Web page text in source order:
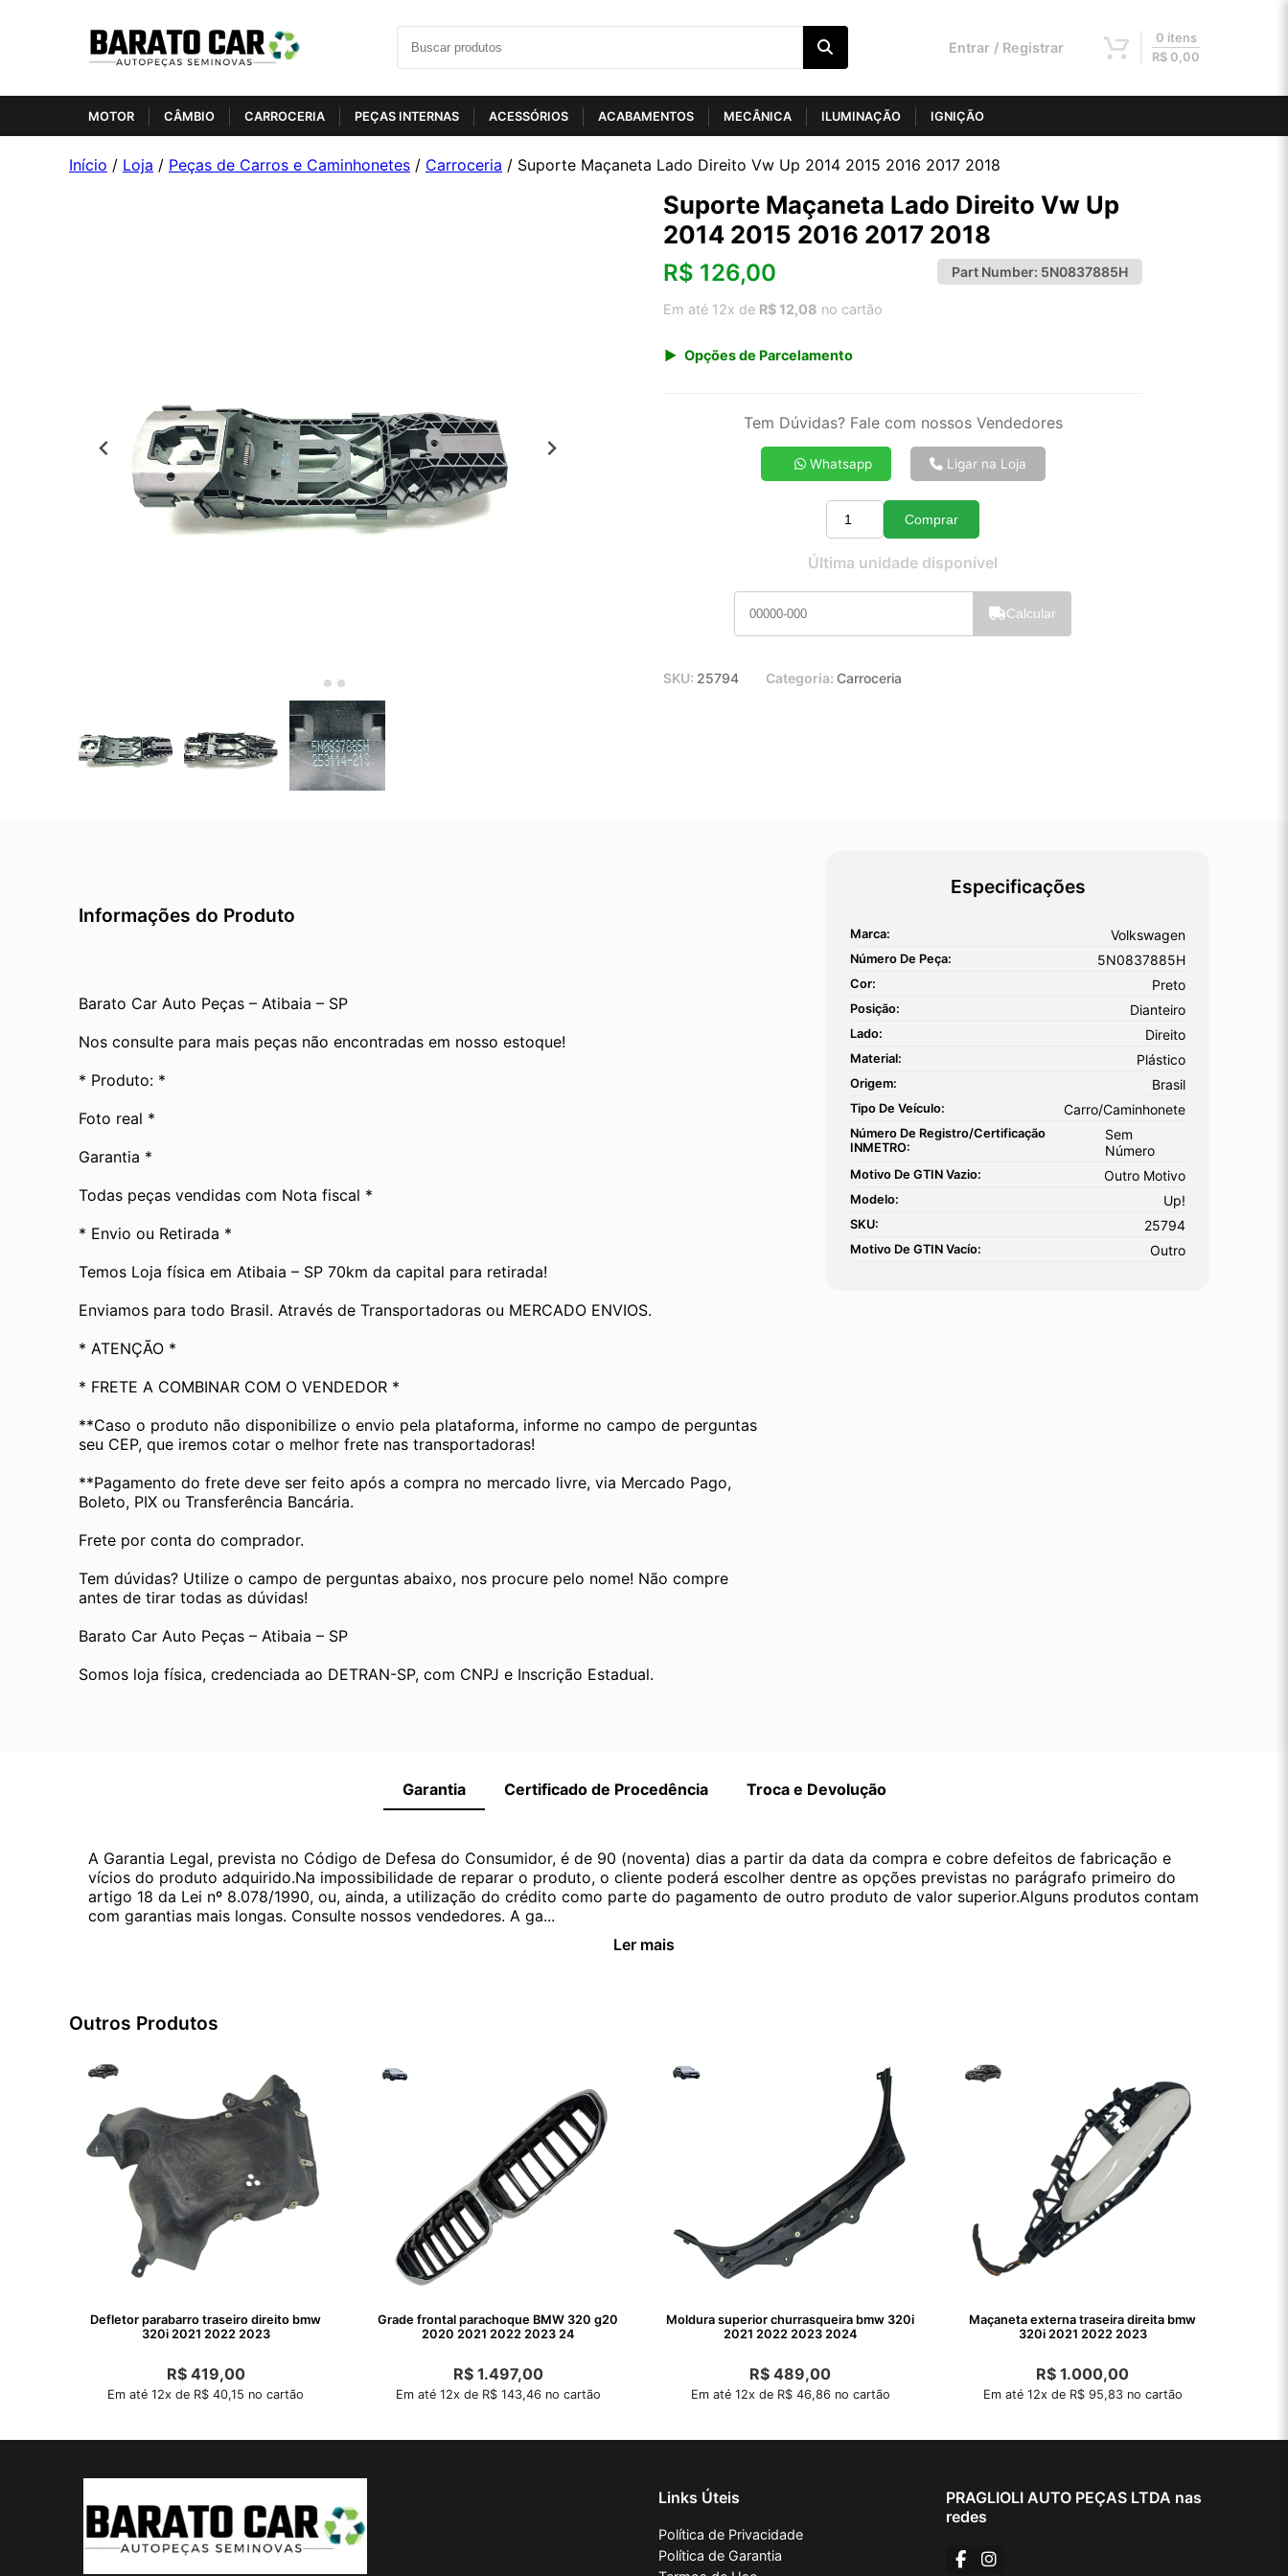
Entrar / Registrar
0 itens
R$ 0,00
MOTOR CÂMBIO CARROCERIA PEÇAS INTERNAS ACESSÓRIOS ACABAMENTOS MECÂNICA ILUMINAÇÃO IGNIÇÃO
Início / Loja / Peças de Carros e Caminhonetes / Carroceria / Suporte Maçaneta Lado Direito Vw Up 2014 2015 2016 2017 2018
Suporte Maçaneta Lado Direito Vw Up
2014 2015 2016 2017 2018
R$ 126,00 Part Number: 5N0837885H
Em até 12x de R$ 12,08 no cartão
Opções de Parcelamento
8x de R$ 17,61
10x de R$ 14,28
12x de R$ 12,08
Tem Dúvidas? Fale com nossos Vendedores
Whatsapp Ligar na Loja
Quantidade
Comprar
Última unidade disponível
Calcular
SKU: 25794 Categoria: Carroceria
Informações do Produto
Barato Car Auto Peças – Atibaia – SP
Nos consulte para mais peças não encontradas em nosso estoque!
* Produto: *
Foto real *
Garantia *
Todas peças vendidas com Nota fiscal *
* Envio ou Retirada *
Temos Loja física em Atibaia – SP 70km da capital para retirada!
Enviamos para todo Brasil. Através de Transportadoras ou MERCADO ENVIOS.
* ATENÇÃO *
* FRETE A COMBINAR COM O VENDEDOR *
**Caso o produto não disponibilize o envio pela plataforma, informe no campo de perguntas
seu CEP, que iremos cotar o melhor frete nas transportadoras!
**Pagamento do frete deve ser feito após a compra no mercado livre, via Mercado Pago,
Boleto, PIX ou Transferência Bancária.
Frete por conta do comprador.
Tem dúvidas? Utilize o campo de perguntas abaixo, nos procure pelo nome! Não compre
antes de tirar todas as dúvidas!
Barato Car Auto Peças – Atibaia – SP
Somos loja física, credenciada ao DETRAN-SP, com CNPJ e Inscrição Estadual.
Especificações
Marca: Volkswagen
Número De Peça: 5N0837885H
Cor: Preto
Posição: Dianteiro
Lado: Direito
Material: Plástico
Origem: Brasil
Tipo De Veículo: Carro/Caminhonete
Número De Registro/certificação
INMETRO:
Sem
Número
Motivo De GTIN Vazio: Outro Motivo
Modelo: Up!
SKU: 25794
Motivo De GTIN Vacío: Outro
Garantia Certificado de Procedência Troca e Devolução
A Garantia Legal, prevista no Código de Defesa do Consumidor, é de 90 (noventa) dias a partir da data da compra e cobre defeitos de fabricação e
vícios do produto adquirido.Na impossibilidade de reparar o produto, o cliente poderá escolher dentre as opções previstas no parágrafo primeiro do
artigo 18 da Lei nº 8.078/1990, ou, ainda, a utilização do crédito como parte do pagamento de outro produto de valor superior.Alguns produtos contam
com garantias mais longas. Consulte nossos vendedores. A ga...
Ler mais
Outros Produtos
Defletor parabarro traseiro direito bmw
320i 2021 2022 2023
R$419,00
Em até 12x de R$ 40,15 no cartão
Grade frontal parachoque BMW 320 g20
2020 2021 2022 2023 24
R$1.497,00
Em até 12x de R$ 143,46 no cartão
Moldura superior churrasqueira bmw 320i
2021 2022 2023 2024
R$ 489,00
Em até 12x de R$ 46,86 no cartão
Maçaneta externa traseira direita bmw
320i 2021 2022 2023
R$ 1.000,00
Em até 12x de R$ 95,83 no cartão
Links Úteis
Política de Privacidade
Política de Garantia
PRAGLIOLI AUTO PEÇAS LTDA nas
redes